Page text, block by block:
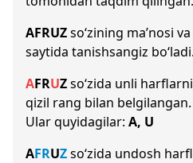
AFRUZso‘zining ma’nosi
saytida tanishsangiz bo‘ladi.
AFRUZso‘zida unli
qizil rang bilan belgilangan.
Ular quyidagilar: A, U
AFRUZso‘zida undosh